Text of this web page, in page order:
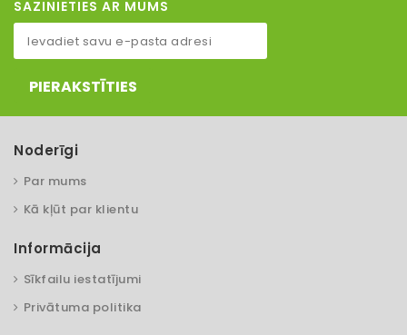
SAZINIETIES AR MUMS
PIERAKSTĪTIES
Noderīgi
Par mums
Kā kļūt par klientu
Informācija
Sīkfailu iestatījumi
Privātuma politika